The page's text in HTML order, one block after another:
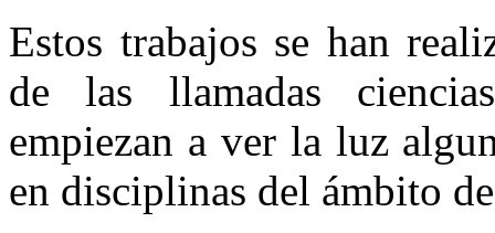
Estos trabajos se han
de las llamadas
empiezan a ver la luz
en disciplinas del ámbito